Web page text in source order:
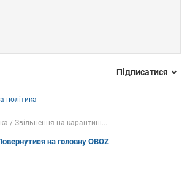
Підписатися
політика
Звільнення на карантині...
на головну OBOZ